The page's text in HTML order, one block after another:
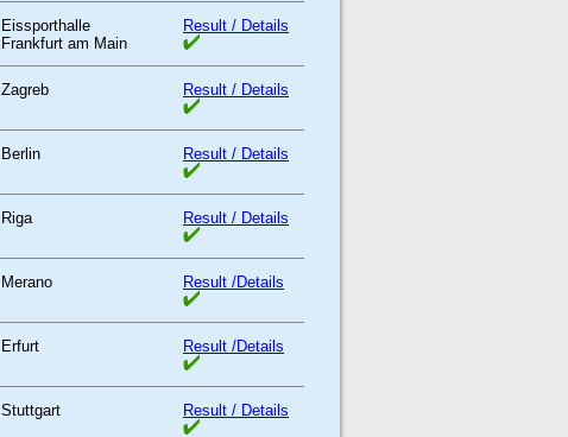
Eissporthalle
Frankfurt am Main
Result / Details
Zagreb Result / Details
Berlin Result / Details
Riga Result / Details
Merano Result /Details
Erfurt Result /Details
Stuttgart Result / Details